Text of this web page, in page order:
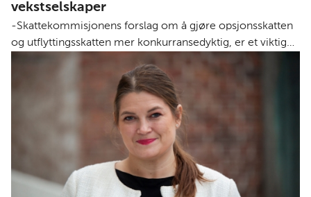
vekstselskaper
-Skattekommisjonens forslag om å gjøre opsjonsskatten
og utflyttingsskatten mer konkurransedyktig, er et viktig
grep for å styrke norsk innovasjon og verdiskaping, sier
Trine Ellingsen, daglig leder i FIN – Foreningen for
innovasjonsselskaper i Norge.